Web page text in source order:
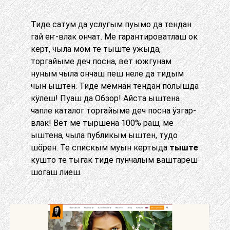
Тиде сатум да услугым пуымо да тендан
гай еҥ-влак ончат. Ме гарантироватлаш ок
керт, чыла мом те тыште ужыда,
торгайыме деч посна, вет южгунам
нуным чыла ончаш пеш неле да тидым
чын ыштен. Тиде мемнан тендан полышда
кӱлеш! Пуаш да Обзор! Айста ыштена
чапле каталог торгайыме деч посна ӱзгар-
влак! Вет ме тыршена 100% раш, ме
ыштена, чыла публикым ыштен, тудо
шӧрен. Те спискым муын кертыдатыште
кушто те тыгак тиде пунчалым ваштареш
шогаш лиеш.